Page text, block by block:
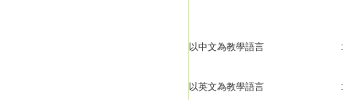
以中文為教學語言 :
以英文為教學語言 :